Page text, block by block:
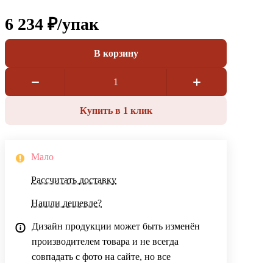
6 234 ₽/упак
В корзину
Купить в 1 клик
Мало
Рассчитать доставку
Нашли дешевле?
Дизайн продукции может быть изменён
производителем товара и не всегда
совпадать с фото на сайте, но все